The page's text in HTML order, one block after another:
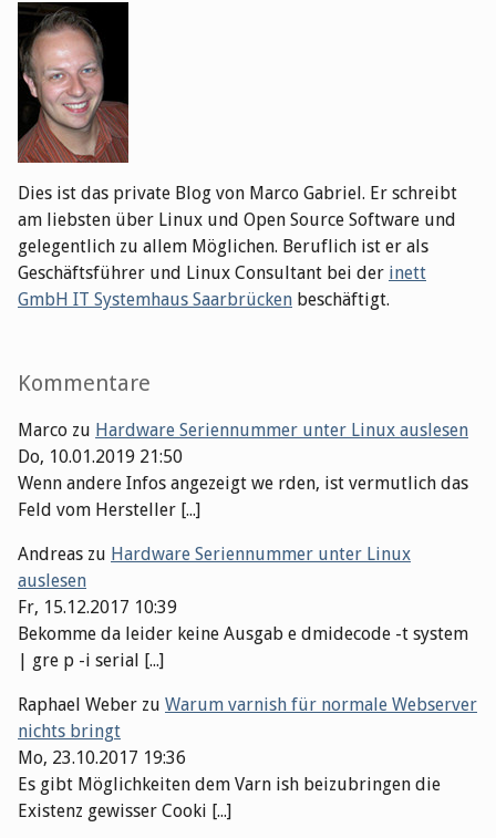
Dies ist das private Blog von Marco Gabriel. Er schreibt
am liebsten über Linux und Open Source Software und
gelegentlich zu allem Möglichen. Beruflich ist er als
Geschäftsführer und Linux Consultant bei der inett
GmbH IT Systemhaus Saarbrücken beschäftigt.
Kommentare
Marco zu Hardware Seriennummer unter Linux auslesen
Do, 10.01.2019 21:50
Wenn andere Infos angezeigt we rden, ist vermutlich das
Feld vom Hersteller [...]
Andreas zu Hardware Seriennummer unter Linux
auslesen
Fr, 15.12.2017 10:39
Bekomme da leider keine Ausgab e dmidecode -t system
| gre p -i serial [...]
Raphael Weber zu Warum varnish für normale Webserver
nichts bringt
Mo, 23.10.2017 19:36
Es gibt Möglichkeiten dem Varn ish beizubringen die
Existenz gewisser Cooki [...]